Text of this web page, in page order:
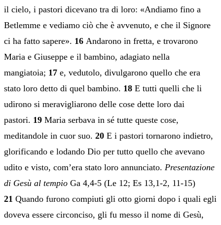
il cielo, i pastori dicevano tra di loro: «Andiamo fino a
Betlemme e vediamo ciò che è avvenuto, e che il Signore
ci ha fatto sapere». 16 Andarono in fretta, e trovarono
Maria e Giuseppe e il bambino, adagiato nella
mangiatoia; 17 e, vedutolo, divulgarono quello che era
stato loro detto di quel bambino. 18 E tutti quelli che li
udirono si meravigliarono delle cose dette loro dai
pastori. 19 Maria serbava in sé tutte queste cose,
meditandole in cuor suo. 20 E i pastori tornarono indietro,
glorificando e lodando Dio per tutto quello che avevano
udito e visto, com’era stato loro annunciato. Presentazione
di Gesù al tempio Ga 4,4-5 (Le 12; Es 13,1-2, 11-15)
21 Quando furono compiuti gli otto giorni dopo i quali egli
doveva essere circonciso, gli fu messo il nome di Gesù,